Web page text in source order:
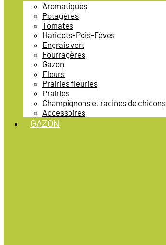
Aromatiques
Potagères
Tomates
Haricots-Pois-Fèves
Engrais vert
Fourragères
Gazon
Fleurs
Prairies fleuries
Prairies
Champignons et racines de chicons
Accessoires
GAZON